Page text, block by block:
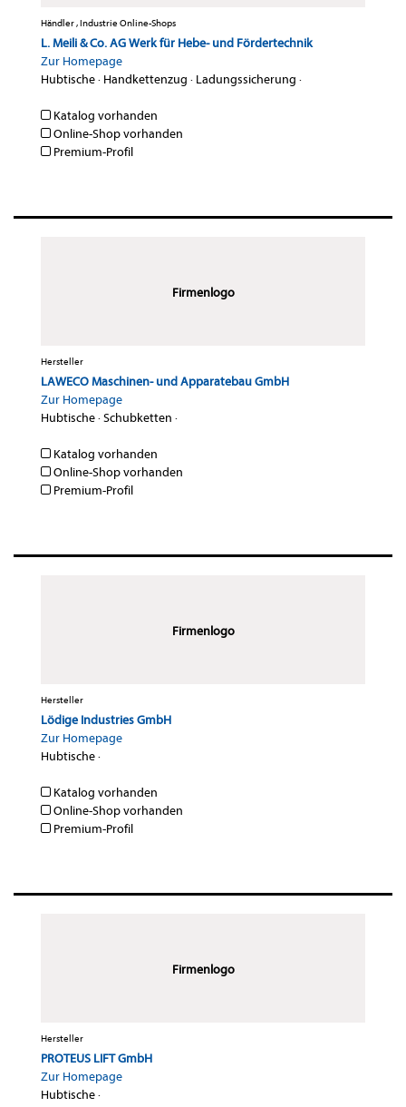
Händler , Industrie Online-Shops
L. Meili & Co. AG Werk für Hebe- und Fördertechnik
Zur Homepage
Hubtische· Handkettenzug · Ladungssicherung ·
Katalog vorhanden
Online-Shop vorhanden
Premium-Profil
Firmenlogo
Hersteller
LAWECO Maschinen- und Apparatebau GmbH
Zur Homepage
Hubtische·Schubketten ·
Katalog vorhanden
Online-Shop vorhanden
Premium-Profil
Firmenlogo
Hersteller
Lödige Industries GmbH
Zur Homepage
Hubtische·
Katalog vorhanden
Online-Shop vorhanden
Premium-Profil
Firmenlogo
Hersteller
PROTEUS LIFT GmbH
Zur Homepage
Hubtische·